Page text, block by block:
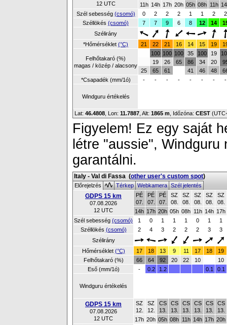
12 UTC
11h 14h 17h 20h 05h 08h 11h
Szél sebesség (csomó) 0 2 2 2 1 1 2
2
Széllökés (csomó) 7 7 9 6 8 12 14
Szélirány
*Hőmérséklet (°C) 21 22 21 16 14 15 19
Felhőtakaró (%)
magas / közép / alacsony
25
100
19
65
100
26
61
100
65
35
86
41
100
34
46
19
20
48
*Csapadék (mm/1ó)
- - - - - - - -
Windguru értékelés
Lat: 46.4808 , Lon: 11.7887 Alt: 1865 m , Időzóna: CEST
Figyelem! Ez egy saját
létre "aussie",
garantálni.
Italy - Val di Fassa (other user's custom spot)
Előrejelzés TérkepWebkameraSzél jelentés
GDPS 15 km
07.08.2026
12 UTC
PÉ
07.
PÉ
07.
PÉ
07.
SZ
08.
SZ
08.
SZ
08.
SZ
08.
SZ
08.
14h 17h 20h 05h 08h 11h 14h 17h
Szél sebesség (csomó) 1 0 1 1 1 0 1
1
Széllökés (csomó) 2 4 3 2 2 2 3
3
Szélirány
Hőmérséklet (°C) 17 18 13 9 11 17 18
19
Felhőtakaró (%)
66 64 92 20 22 10
10
Eső (mm/1ó)
- 0.2 1.2 0.1 0.1
Windguru értékelés
GDPS 15 km
07.08.2026
12 UTC
SZ
12.
SZ
12.
CS
13.
CS
13.
CS
13.
CS
13.
CS
13.
CS
13.
17h 20h 05h 08h 11h 14h 17h 20h